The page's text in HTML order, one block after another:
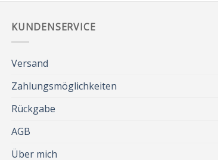
KUNDENSERVICE
Versand
Zahlungsmöglichkeiten
Rückgabe
AGB
Über mich